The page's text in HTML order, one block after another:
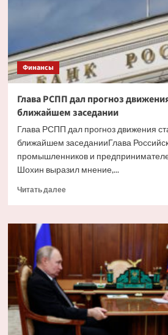
Финансы
Глава РСПП дал прогноз
ближайшем заседании
Глава РСПП дал прогноз движения
ближайшем заседанииГлава
промышленников и
Шохин выразил мнение,...
Читать далееПрочитать
Глава
движения
ставки
ЦБ
на
ближайшем
заседании